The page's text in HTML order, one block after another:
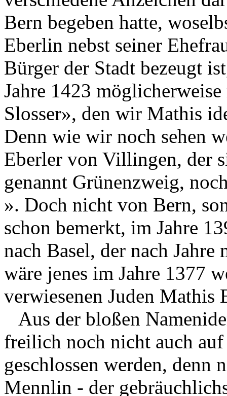
Bern begeben hatte,
Eberlin nebst seiner
Bürger der Stadt bezeugt
Jahre 1423
Slosser», den wir Mathis
Denn wie wir noch sehen
Eberler von Villingen, der
genannt Grünenzweig,
». Doch nicht von Bern,
schon bemerkt, im Jahre
nach Basel, der nach
wäre jenes im Jahre 1377
verwiesenen Juden Mathis
Aus der bloßen
freilich noch nicht auch
geschlossen werden, denn
Mennlin - der